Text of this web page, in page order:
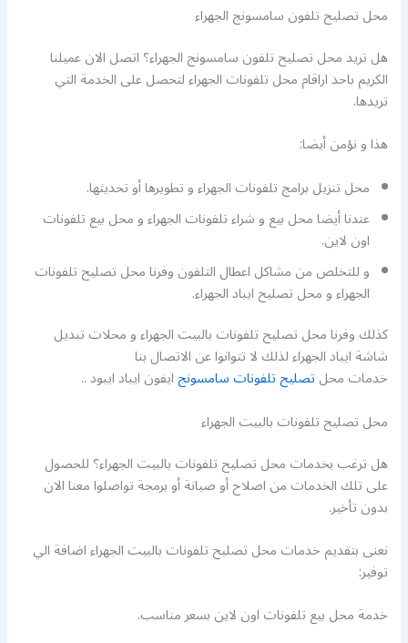
محل تصليح تلفون سامسونج الجهراء
هل تريد محل تصليح تلفون سامسونج الجهراء؟ اتصل الان عميلنا
الكريم باحد اراقام محل تلفونات الجهراء لتحصل على الخدمة التي
تريدها.
هذا و نؤمن أيضا:
محل تنزيل برامج تلفونات الجهراء و تطويرها أو تحديثها.
عندنا أيضا محل بيع و شراء تلفونات الجهراء و محل بيع تلفونات
اون لاين.
و للتخلص من مشاكل اعطال التلفون وفرنا محل تصليح تلفونات
الجهراء و محل تصليح ايباد الجهراء.
كذلك وفرنا محل تصليح تلفونات بالبيت الجهراء و محلات تبديل
شاشة ايباد الجهراء لذلك لا تتوانوا عن الاتصال بنا
خدمات محلتصليح تلفونات سامسونجايفون ايباد ايبود ..
محل تصليح تلفونات بالبيت الجهراء
هل ترغب بخدمات محل تصليح تلفونات بالبيت الجهراء؟ للحصول
على تلك الخدمات من اصلاح أو صيانة أو برمجة تواصلوا معنا الان
بدون تأخير.
نعنى بتقديم خدمات محل تصليح تلفونات بالبيت الجهراء اضافة الي
توفير:
خدمة محل بيع تلفونات اون لاين بسعر مناسب.